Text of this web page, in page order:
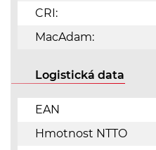
CRI:
MacAdam:
Logistická data
EAN
Hmotnost NTTO